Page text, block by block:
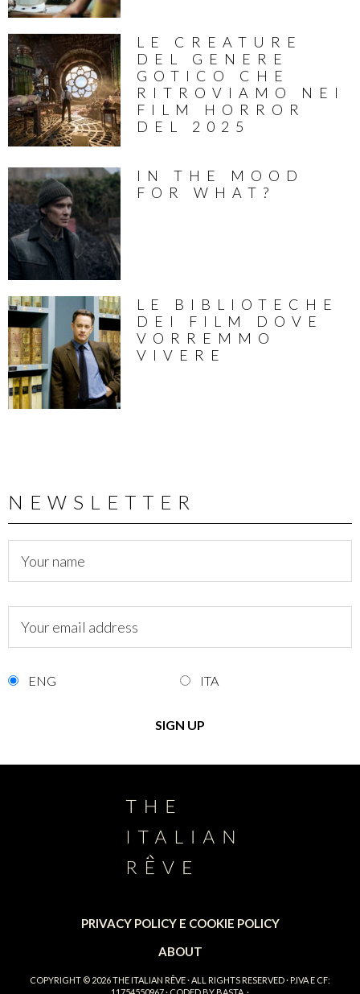
LE CREATURE
DEL GENERE
GOTICO CHE
RITROVIAMO NEI
FILM HORROR
DEL 2025
IN THE MOOD
FOR WHAT?
LE BIBLIOTECHE
DEI FILM DOVE
VORREMMO
VIVERE
NEWSLETTER
ENG ITA
PRIVACY POLICY E COOKIE POLICY
ABOUT
COPYRIGHT © 2026THE ITALIAN RÊVE· ALL RIGHTS RESERVED · P.IVA E CF:
11754550967 · CODED BY BASTA. ·